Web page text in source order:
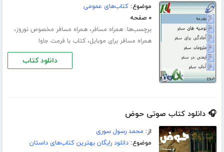
موضوع:کتاب‌های عمومی
۰ صفحه
برچسب‌ها:همراه مسافر،همراه مسافر مخصوص نوروز،
همراه مسافر برای موبایل،کتاب با فرمت جاوا
دانلود کتاب
🎧 دانلود کتاب صوتی حوض
از: محمد رسول سوری
موضوع:دانلود رایگان بهترین کتاب‌های داستان